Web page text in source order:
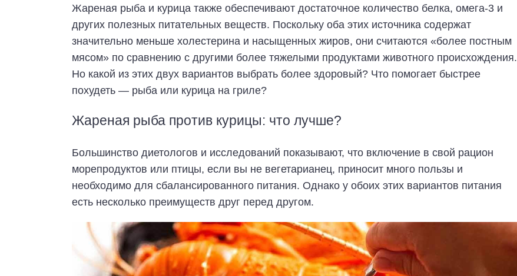
Жареная рыба и курица также обеспечивают достаточное количество белка, омега-3 и
других полезных питательных веществ. Поскольку оба этих источника содержат
значительно меньше холестерина и насыщенных жиров, они считаются «более постным
мясом» по сравнению с другими более тяжелыми продуктами животного происхождения.
Но какой из этих двух вариантов выбрать более здоровый? Что помогает быстрее
похудеть — рыба или курица на гриле?
Жареная рыба против курицы: что лучше?
Большинство диетологов и исследований показывают, что включение в свой рацион
морепродуктов или птицы, если вы не вегетарианец, приносит много пользы и
необходимо для сбалансированного питания. Однако у обоих этих вариантов питания
есть несколько преимуществ друг перед другом.